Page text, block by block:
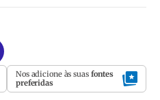
Nos adicione às suas fontes
preferidas